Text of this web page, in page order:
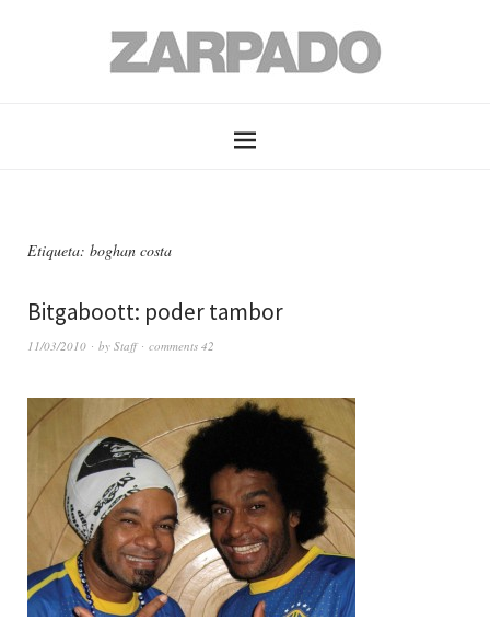
Etiqueta: boghan costa
Bitgaboott: poder tambor
11/03/2010 by Staff comments 42